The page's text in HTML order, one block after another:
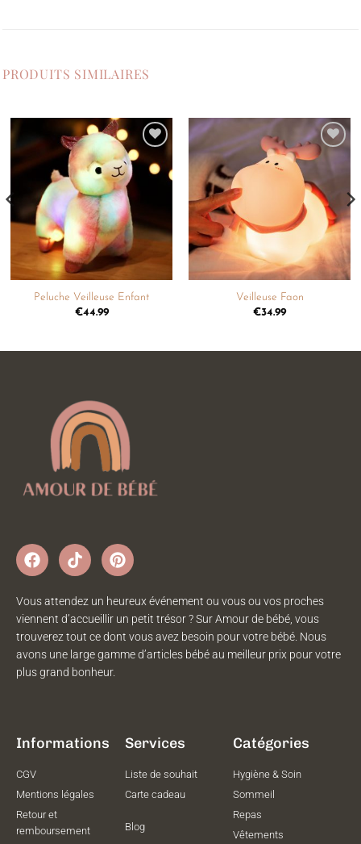
PRODUITS SIMILAIRES
Ajouter
à la
Peluche Veilleuse Enfant
€44.99
Ajouter
à la
liste de
souhaits
Veilleuse Faon
€34.99
Vous attendez un heureux événement ou vous ou vos proches
viennent d’accueillir un petit trésor ? Sur Amour de bébé, vous
trouverez tout ce dont vous avez besoin pour votre bébé. Nous
avons une large gamme d’articles bébé au meilleur prix pour votre
plus grand bonheur.
Informations
CGV
Mentions légales
Retour et
remboursement
Services
Liste de souhait
Carte cadeau
Blog
Catégories
Hygiène & Soin
Sommeil
Repas
Vêtements